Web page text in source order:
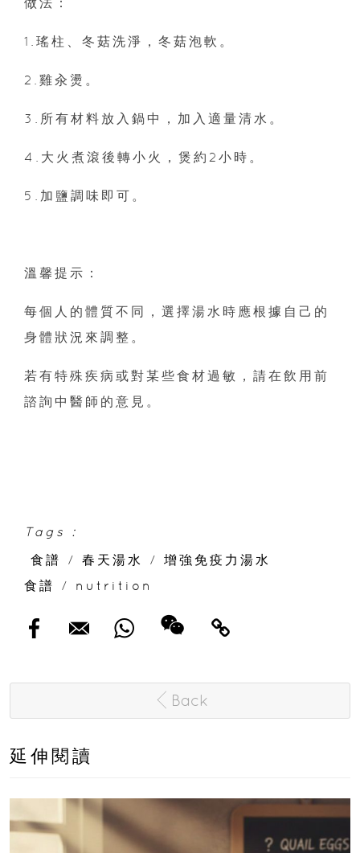
1.瑤柱、冬菇洗淨，冬菇泡軟。
2.雞汆燙。
3.所有材料放入鍋中，加入適量清水。
4.大火煮滾後轉小火，煲約2小時。
5.加鹽調味即可。
溫馨提示：
每個人的體質不同，選擇湯水時應根據自己的
身體狀況來調整。
若有特殊疾病或對某些食材過敏，請在飲用前
諮詢中醫師的意見。
Tags :
食譜
/ 春天湯水 /
增強免疫力湯水
食譜
/ nutrition
Back
延伸閱讀